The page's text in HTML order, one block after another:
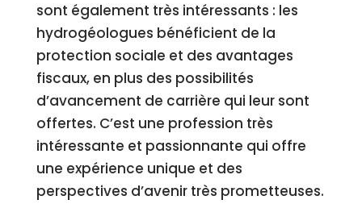
sont également très intéressants : les
hydrogéologues bénéficient de la
protection sociale et des avantages
fiscaux, en plus des possibilités
d’avancement de carrière qui leur sont
offertes. C’est une profession très
intéressante et passionnante qui offre
une expérience unique et des
perspectives d’avenir très prometteuses.